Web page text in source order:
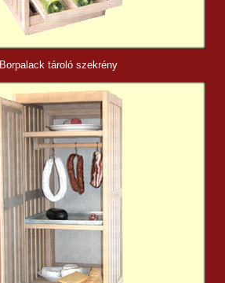
Borpalack tároló szekrény